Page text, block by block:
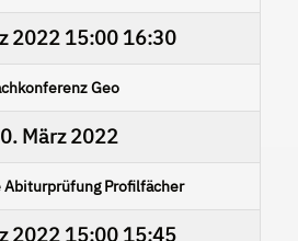
202215:00 16:30
Geo
März 2022
Profilfächer
202215:00 15:45